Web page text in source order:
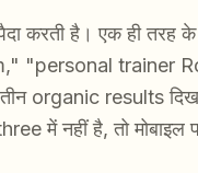
करती है। एक ही तरह
"personal trainer
organic results
में नहीं है, तो